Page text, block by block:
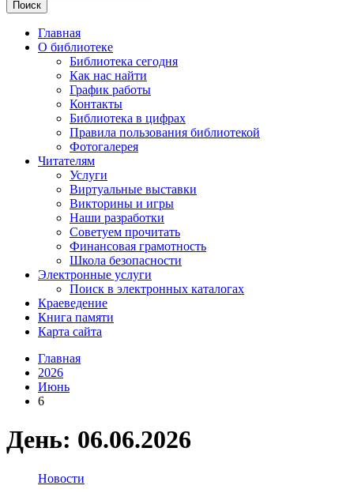
Поиск
Главная
О библиотеке
Библиотека сегодня
Как нас найти
График работы
Контакты
Библиотека в цифрах
Правила пользования библиотекой
Фотогалерея
Читателям
Услуги
Виртуальные выставки
Викторины и игры
Наши разработки
Советуем прочитать
Финансовая грамотность
Школа безопасности
Электронные услуги
Поиск в электронных каталогах
Краеведение
Книга памяти
Карта сайта
Главная
2026
Июнь
6
День: 06.06.2026
Новости